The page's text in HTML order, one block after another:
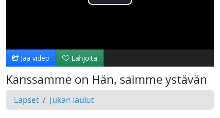
Toista
Jaa video Lahjoita
Kanssamme on Hän, saimme ystävän
Lapset Jukan laulut